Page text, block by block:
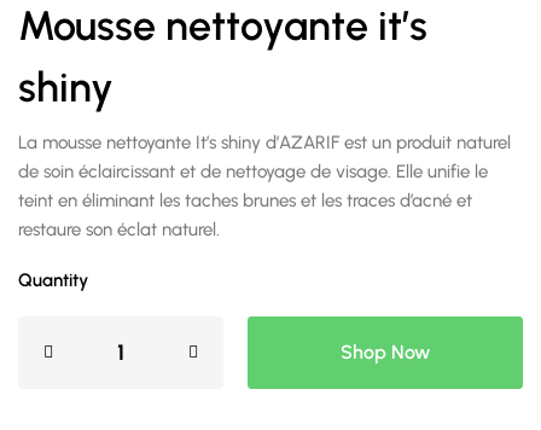
Mousse nettoyante it’s
shiny
La mousse nettoyante It’s shiny d’AZARIF est un produit naturel
de soin éclaircissant et de nettoyage de visage. Elle unifie le
teint en éliminant les taches brunes et les traces d’acné et
restaure son éclat naturel.
Quantity
Shop Now